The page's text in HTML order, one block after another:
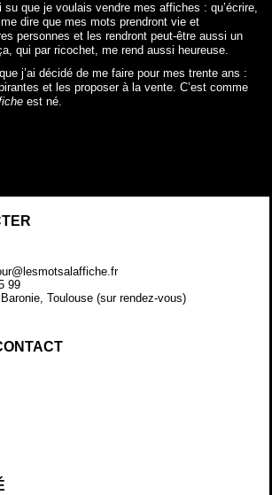
su que je voulais vendre mes affiches : qu’écrire,
dire que mes mots prendront vie et
personnes et les rendront peut-être aussi un
qui par ricochet, me rend aussi heureuse.
j’ai décidé de me faire pour mes trente ans :
et les proposer à la vente. C’est comme
est né.
99
Toulouse (sur rendez-vous)